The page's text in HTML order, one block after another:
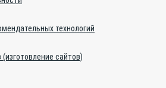
технологий
сайтов)